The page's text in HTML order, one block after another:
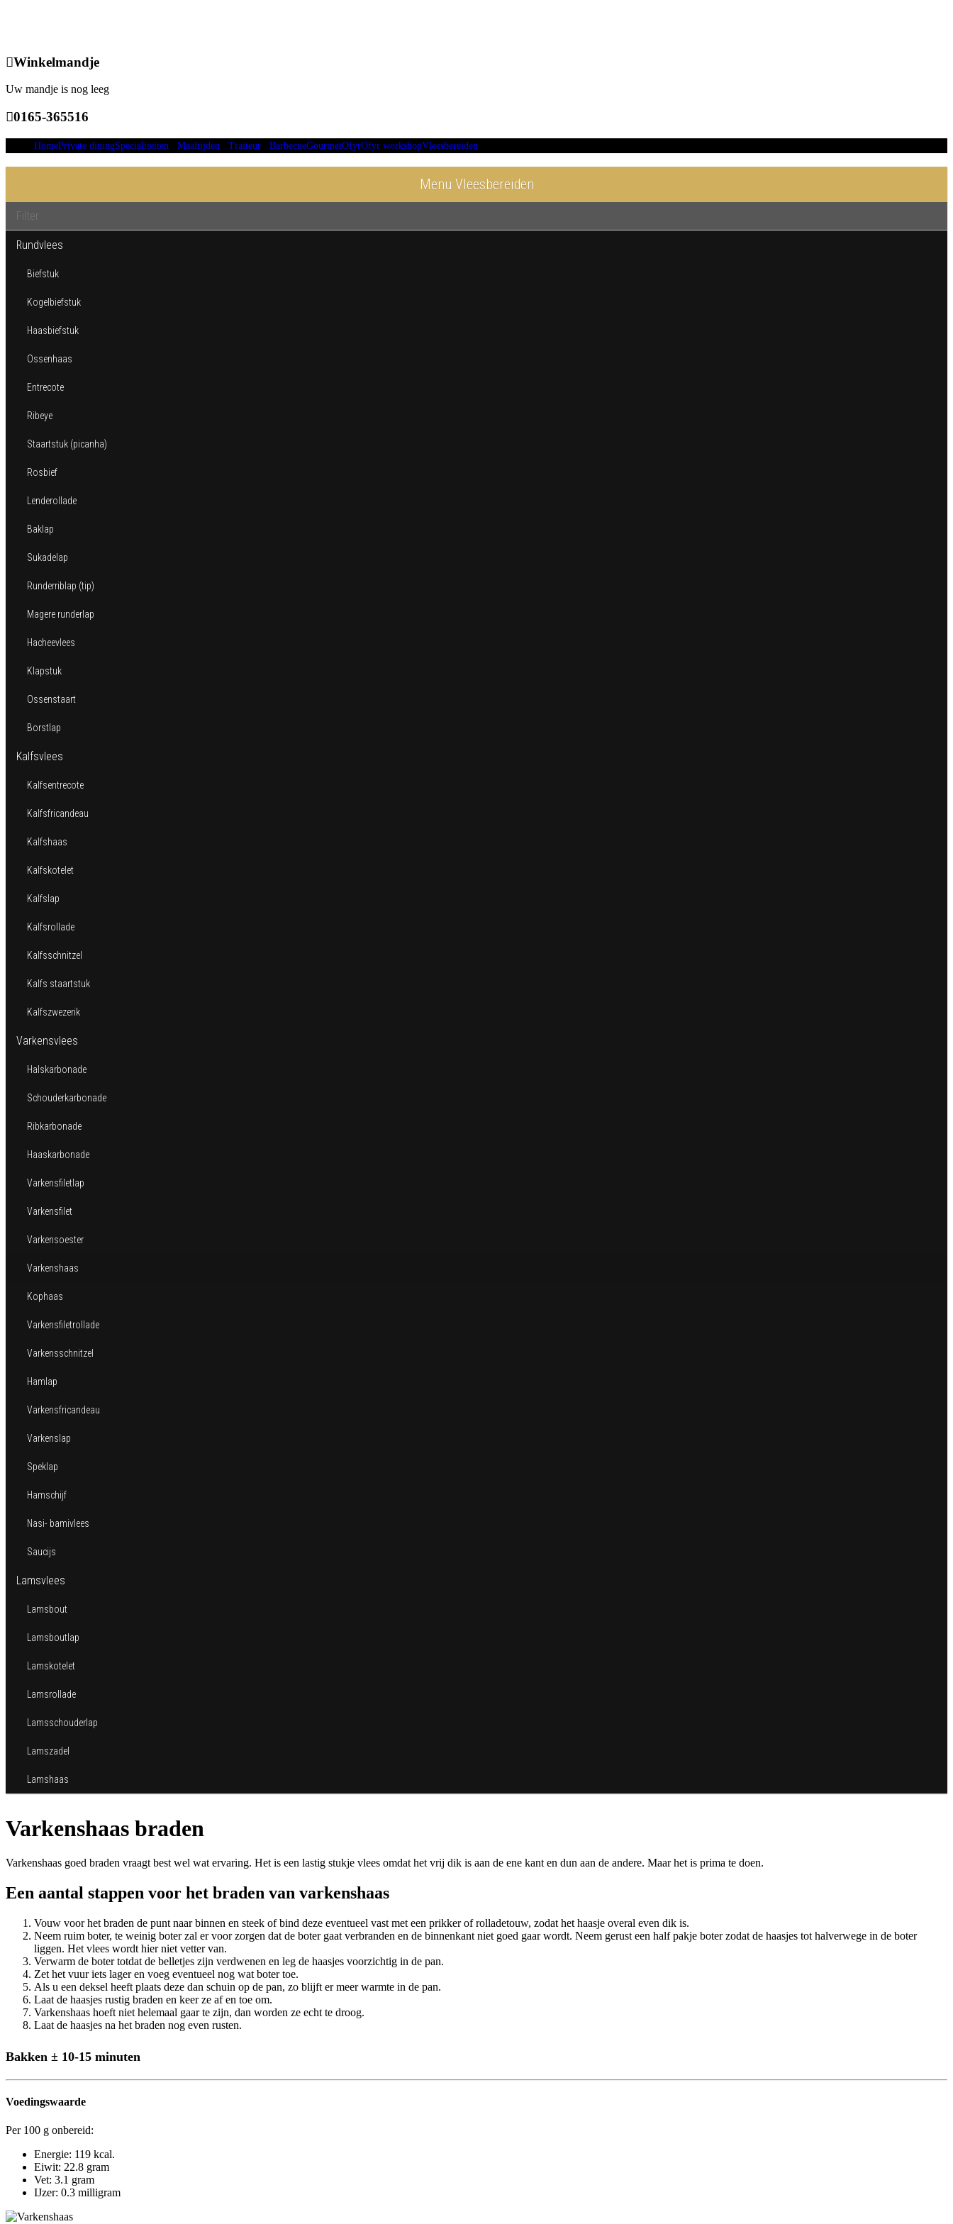
Winkelmandje
Uw mandje is nog leeg
0165-365516
HomePrivate diningSpecialiteiten Maaltijden Traiteur BarbecueGourmetOfyrOfyr workshopVleesbereiden
Menu Vleesbereiden
Rundvlees
Biefstuk
Kogelbiefstuk
Haasbiefstuk
Ossenhaas
Entrecote
Ribeye
Staartstuk (picanha)
Rosbief
Lenderollade
Baklap
Sukadelap
Runderriblap (tip)
Magere runderlap
Hacheevlees
Klapstuk
Ossenstaart
Borstlap
Kalfsvlees
Kalfsentrecote
Kalfsfricandeau
Kalfshaas
Kalfskotelet
Kalfslap
Kalfsrollade
Kalfsschnitzel
Kalfs staartstuk
Kalfszwezerik
Varkensvlees
Halskarbonade
Schouderkarbonade
Ribkarbonade
Haaskarbonade
Varkensfiletlap
Varkensfilet
Varkensoester
Varkenshaas
Kophaas
Varkensfiletrollade
Varkensschnitzel
Hamlap
Varkensfricandeau
Varkenslap
Speklap
Hamschijf
Nasi- bamivlees
Saucijs
Lamsvlees
Lamsbout
Lamsboutlap
Lamskotelet
Lamsrollade
Lamsschouderlap
Lamszadel
Lamshaas
Varkenshaas braden
Varkenshaas goed braden vraagt best wel wat ervaring. Het is een lastig stukje vlees omdat het vrij dik is aan de ene kant en dun aan de andere. Maar het is prima te doen.
Een aantal stappen voor het braden van varkenshaas
Vouw voor het braden de punt naar binnen en steek of bind deze eventueel vast met een prikker of rolladetouw, zodat het haasje overal even dik is.
Neem ruim boter, te weinig boter zal er voor zorgen dat de boter gaat verbranden en de binnenkant niet goed gaar wordt. Neem gerust een half pakje boter zodat de haasjes tot halverwege in de boter
liggen. Het vlees wordt hier niet vetter van.
Verwarm de boter totdat de belletjes zijn verdwenen en leg de haasjes voorzichtig in de pan.
Zet het vuur iets lager en voeg eventueel nog wat boter toe.
Als u een deksel heeft plaats deze dan schuin op de pan, zo blijft er meer warmte in de pan.
Laat de haasjes rustig braden en keer ze af en toe om.
Varkenshaas hoeft niet helemaal gaar te zijn, dan worden ze echt te droog.
Laat de haasjes na het braden nog even rusten.
Bakken ± 10-15 minuten
Voedingswaarde
Per 100 g onbereid:
Energie: 119 kcal.
Eiwit: 22.8 gram
Vet: 3.1 gram
IJzer: 0.3 milligram